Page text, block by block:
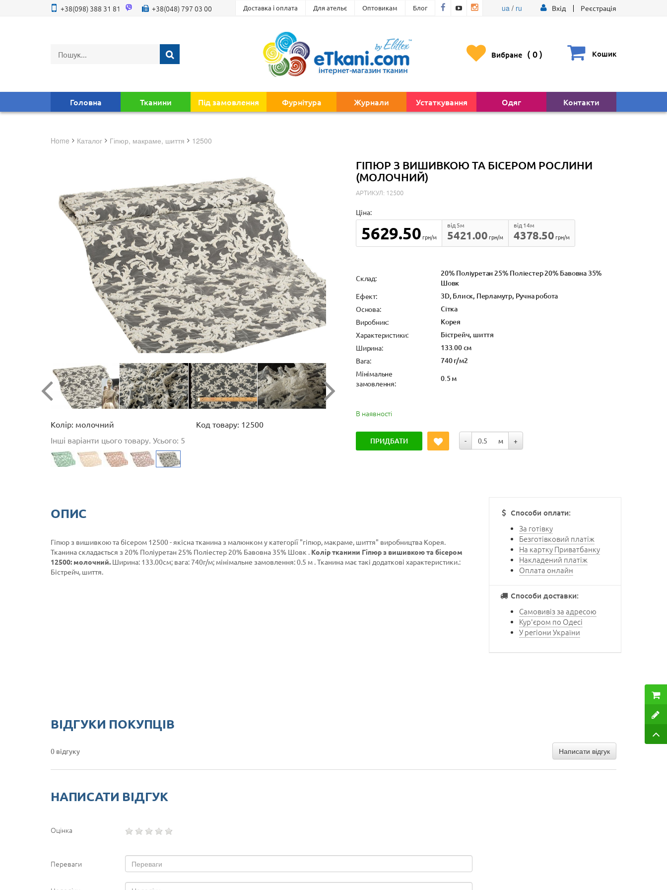
+38(098) 388 31 81 +38(048) 797 03 00 Доставка і оплата Для ательє Оптовикам Блог ua/ ru Вхід Реєстрація
Вибране ( 0) Кошик
Головна Тканини Під замовлення Фурнітура Журнали Устаткування Одяг Контакти
Home Каталог гіпюр, макраме, шиття 12500
Колір: молочний
Код товару: 12500
Інші варіанти цього товару. Усього: 5
ГІПЮР З ВИШИВКОЮ ТА БІСЕРОМ РОСЛИНИ
(МОЛОЧНИЙ)
АРТИКУЛ: 12500
Ціна:
5629.50 грн/м 5421.00
від 5м
грн/м
4378.50
від 14м
грн/м
Cклад:
20% Поліуретан 25% Поліестер 20% Бавовна 35%
Шовк
Ефект: 3D, Блиск, Перламутр, Ручна робота
Основа: Сітка
Виробник: Корея
Характеристики: Бістрейч, шиття
Ширина: 133.00 см
Вага: 740 г/м2
Мінімальне
замовлення:
0.5 м
В наявності
ПРИДБАТИ - м +
ОПИС
Гіпюр з вишивкою та бісером 12500 - якісна тканина з малюнком у категорії "гіпюр, макраме, шиття" виробництва Корея.
Тканина складається з 20% Поліуретан 25% Поліестер 20% Бавовна 35% Шовк . Колір тканини Гіпюр з вишивкою та бісером
12500: молочний. Ширина: 133.00см; вага: 740г/м; мінімальне замовлення: 0.5 м . Тканина має такі додаткові характеристики.:
Бістрейч, шиття.
Способи оплати:
За готівку
Безготівковий платіж
На картку Приватбанку
Накладений платіж
Оплата онлайн
Способи доставки:
Самовивіз за адресою
Кур'єром по Одесі
У регіони України
ВІДГУКИ ПОКУПЦІВ
0 відгуку Написати відгук
НАПИСАТИ ВІДГУК
Оцінка
Переваги